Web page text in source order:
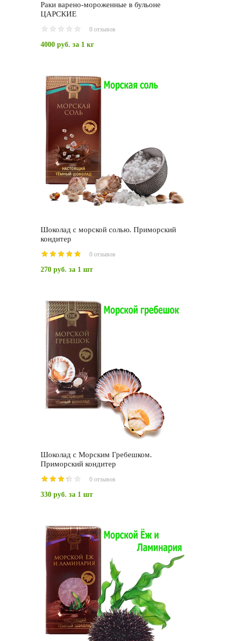
Раки варено-мороженные в бульоне
ЦАРСКИЕ
0 отзывов
4000 руб. за 1 кг
Шоколад с морской солью. Приморский
кондитер
0 отзывов
270 руб. за 1 шт
Шоколад с Морским Гребешком.
Приморский кондитер
0 отзывов
330 руб. за 1 шт